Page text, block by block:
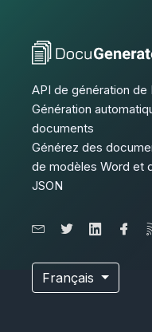
API de génération de
Génération
documents
Générez des
de modèles Word et
JSON
Français